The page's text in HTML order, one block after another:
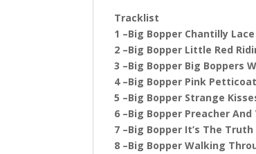
Tracklist
1 –Big Bopper Chantilly Lace
2 –Big Bopper Little Red
3 –Big Bopper Big Boppers
4 –Big Bopper Pink
5 –Big Bopper Strange
6 –Big Bopper Preacher And
7 –Big Bopper It’s The
8 –Big Bopper Walking